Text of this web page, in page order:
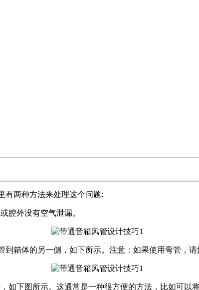
有两种方法来处理这个问题:
腔外没有空气泄漏。
箱体的另一侧，如下所示。注意：如果使用弯管，请
如下图所示。这通常是一种很方便的方法，比如可以